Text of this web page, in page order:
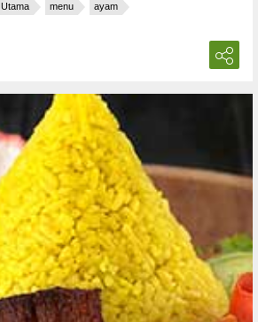
Utama menu ayam